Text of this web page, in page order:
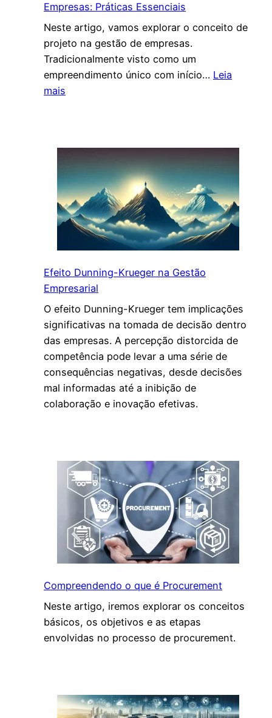
Empresas: Práticas Essenciais
Neste artigo, vamos explorar o conceito de
projeto na gestão de empresas.
Tradicionalmente visto como um
empreendimento único com início… Leia
mais
i
t
o
e
r
o
j
e
t
o
n
a
G
ã
o
E
m
p
s
a
s
á
Efeito Dunning-Krueger na Gestão
Empresarial
O efeito Dunning-Krueger tem implicações
significativas na tomada de decisão dentro
das empresas. A percepção distorcida de
competência pode levar a uma série de
consequências negativas, desde decisões
mal informadas até a inibição de
colaboração e inovação efetivas.
Compreendendo o que é Procurement
Neste artigo, iremos explorar os conceitos
básicos, os objetivos e as etapas
envolvidas no processo de procurement.